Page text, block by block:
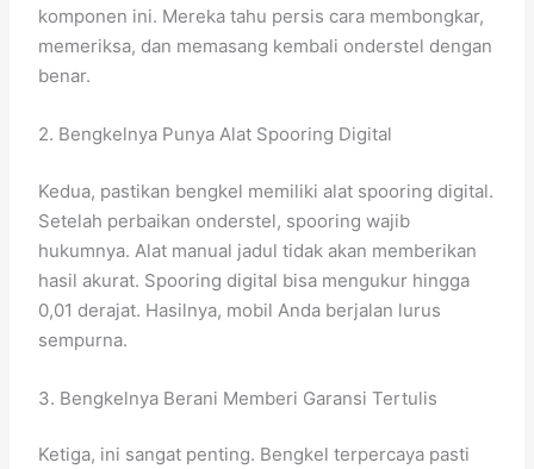
komponen ini. Mereka tahu persis cara membongkar,
memeriksa, dan memasang kembali onderstel dengan
benar.
2. Bengkelnya Punya Alat Spooring Digital
Kedua, pastikan bengkel memiliki alat spooring digital.
Setelah perbaikan onderstel, spooring wajib
hukumnya. Alat manual jadul tidak akan memberikan
hasil akurat. Spooring digital bisa mengukur hingga
0,01 derajat. Hasilnya, mobil Anda berjalan lurus
sempurna.
3. Bengkelnya Berani Memberi Garansi Tertulis
Ketiga, ini sangat penting. Bengkel terpercaya pasti